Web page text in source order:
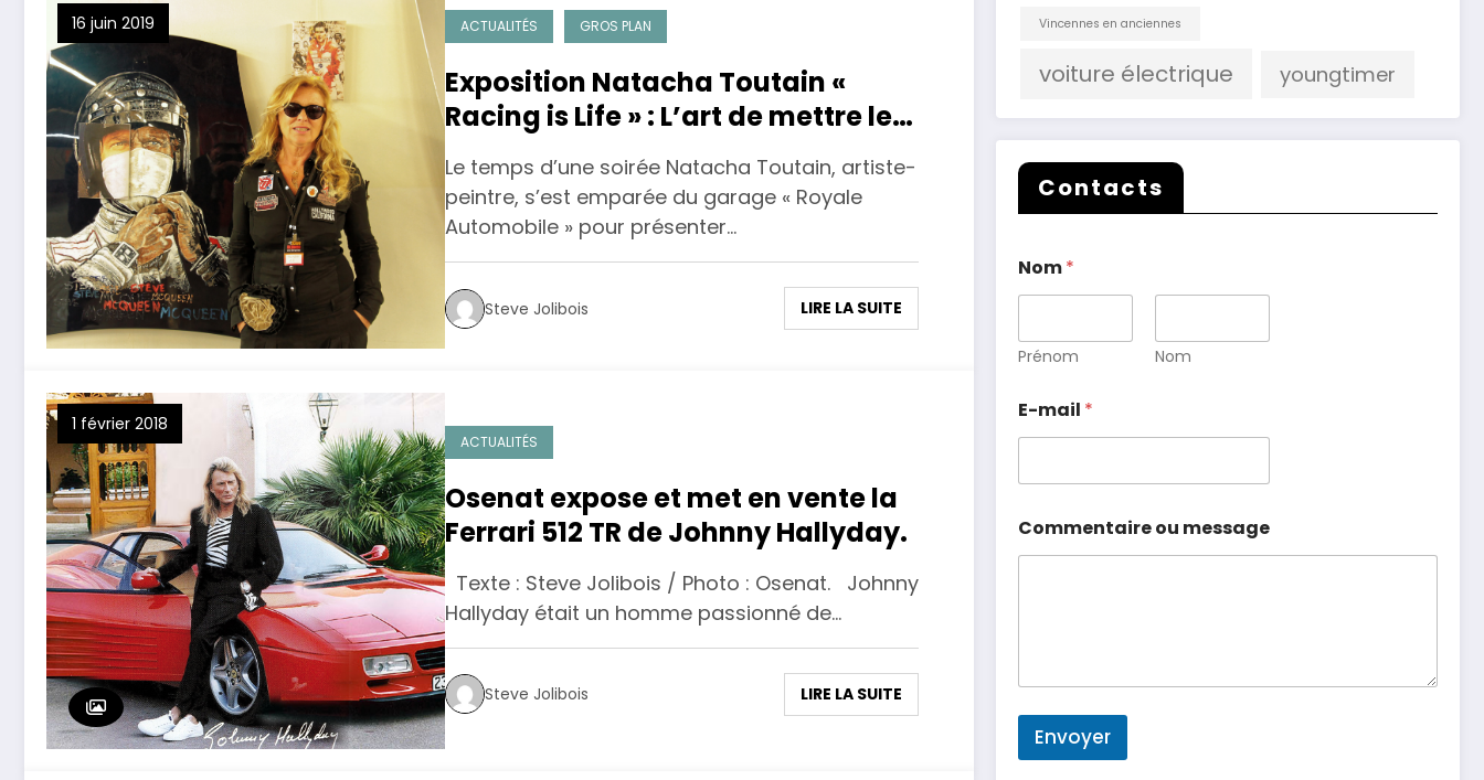
16 juin 2019 ACTUALITÉS GROS PLAN
Exposition Natacha Toutain «
Racing is Life » : L’art de mettre le
cinéma en peinture.
Le temps d’une soirée Natacha Toutain, artiste-
peintre, s’est emparée du garage « Royale
Automobile » pour présenter…
Steve Jolibois LIRE LA SUITE
1 février 2018
ACTUALITÉS
Osenat expose et met en vente la
Ferrari 512 TR de Johnny Hallyday.
Texte : Steve Jolibois / Photo : Osenat. Johnny
Hallyday était un homme passionné de…
Steve Jolibois LIRE LA SUITE
Vincennes en anciennes
voiture électrique youngtimer
Contacts
Nom*
Prénom Nom
E-mail *
Commentaire ou message
Envoyer